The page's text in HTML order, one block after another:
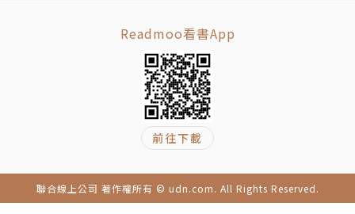
Readmoo看書App
前往下載
聯合線上公司 著作權所有 © udn.com. All Rights Reserved.